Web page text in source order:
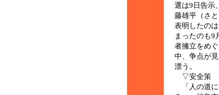
選は9日告示
藤雄平（さ
表明したの
まったのも9
者擁立をめ
中、争点が
漂う。
▽安全策
「人の道に